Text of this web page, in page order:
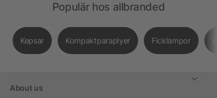
Populär hos allbranded
Kepsar Kompaktparaplyer Ficklampor
About us